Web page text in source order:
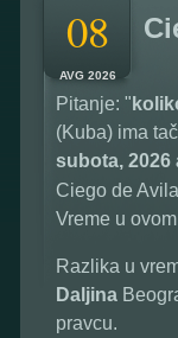
08
AVG 2026
Pitanje: "
(Kuba) ima
subota, 2026
Ciego de
Vreme u
Razlika u
Daljina
pravcu.